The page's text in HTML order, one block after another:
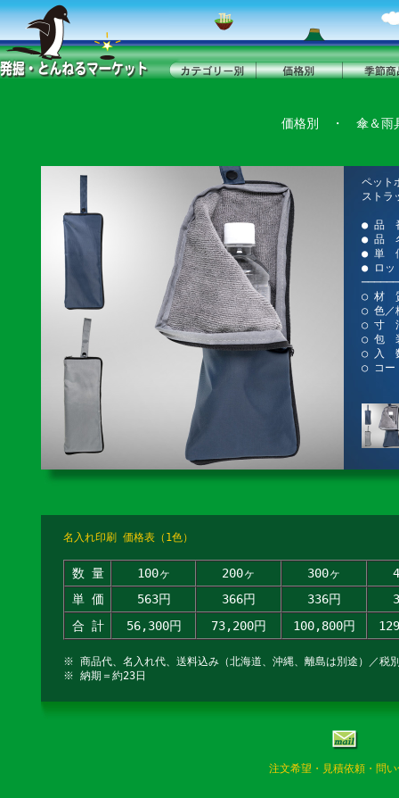
価格別 ・ 傘＆雨
ペット
ストラ
● 品
● 品
● 単
● ロッ
○ 材
○ 色／
○ 寸
○ 包
○ 入
○ コー
名入れ印刷 価格表（1色）
数 量 100ヶ 200ヶ 300ヶ
単 価
563円 366円 336円
合 計
56,300円 73,200円 100,800円
※ 商品代、名入れ代、送料込み（北海道、沖縄、離島は別途）／税
※ 納期＝約23日
注文希望・見積依頼・問